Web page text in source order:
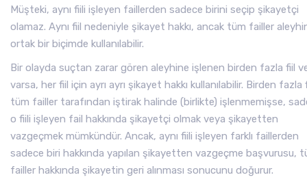
Müşteki, aynı fiili işleyen faillerden sadece birini seçip şikayetçi
olamaz. Aynı fiil nedeniyle şikayet hakkı, ancak tüm failler
ortak bir biçimde kullanılabilir.
Bir olayda suçtan zarar gören aleyhine işlenen birden fazla fiil
varsa, her fiil için ayrı ayrı şikayet hakkı kullanılabilir. Birden fazla
tüm failler tarafından iştirak halinde (birlikte) işlenmemişse,
o fiili işleyen fail hakkında şikayetçi olmak veya şikayetten
vazgeçmek mümkündür. Ancak, aynı fiili işleyen farklı faillerden
sadece biri hakkında yapılan şikayetten vazgeçme başvurusu,
failler hakkında şikayetin geri alınması sonucunu doğurur.